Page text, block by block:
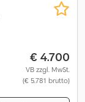
€ 4.700
VB zzgl. MwSt.
(€ 5.781 brutto)